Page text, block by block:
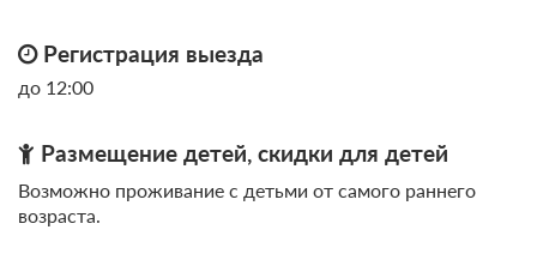
Двухкомнатный коттедж 2
Подробнее
В стоимость входит постельное белье, полотенца и мыло.
Личная терраса оборудована стульями и столом. Wi-Fi доступен
Регистрация выезда
до 12:00
Размещение детей, скидки для детей
Возможно проживание с детьми от самого раннего
возраста.